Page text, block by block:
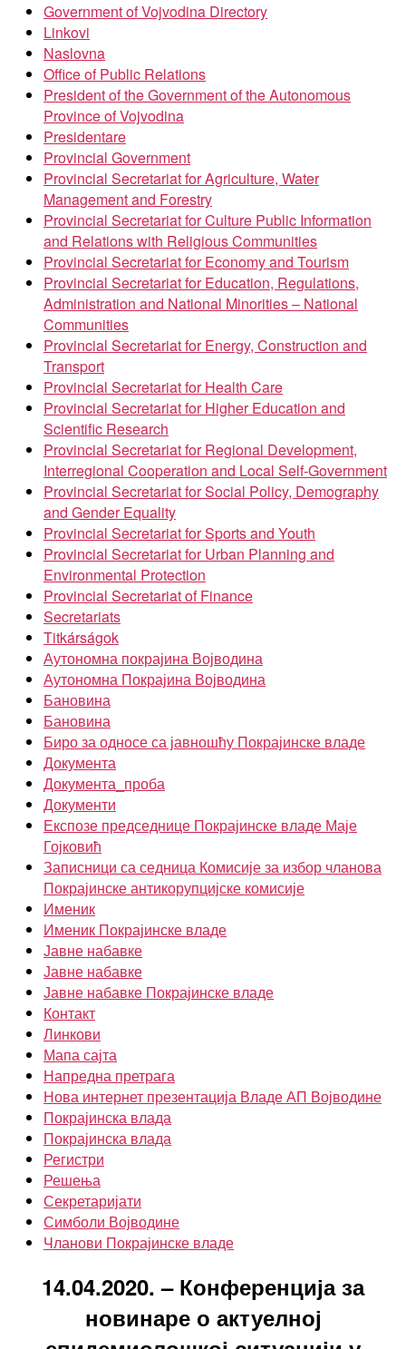
Government of Vojvodina Directory
Linkovi
Naslovna
Office of Public Relations
President of the Government of the Autonomous
Province of Vojvodina
Presidentare
Provincial Government
Provincial Secretariat for Agriculture, Water
Management and Forestry
Provincial Secretariat for Culture Public Information
and Relations with Religious Communities
Provincial Secretariat for Economy and Tourism
Provincial Secretariat for Education, Regulations,
Administration and National Minorities – National
Communities
Provincial Secretariat for Energy, Construction and
Transport
Provincial Secretariat for Health Care
Provincial Secretariat for Higher Education and
Scientific Research
Provincial Secretariat for Regional Development,
Interregional Cooperation and Local Self-Government
Provincial Secretariat for Social Policy, Demography
and Gender Equality
Provincial Secretariat for Sports and Youth
Provincial Secretariat for Urban Planning and
Environmental Protection
Provincial Secretariat of Finance
Secretariats
Titkárságok
Аутономна покрајина Војводина
Аутономна Покрајина Војводина
Бановина
Бановина
Биро за односе са јавношћу Покрајинске владе
Документа
Документа_проба
Документи
Експозе председнице Покрајинске владе Маје
Гојковић
Записници са седница Комисије за избор чланова
Покрајинске антикорупцијске комисије
Именик
Именик Покрајинске владе
Јавне набавке
Јавне набавке
Јавне набавке Покрајинске владе
Контакт
Линкови
Мапа сајта
Напредна претрага
Нова интернет презентација Владе АП Војводине
Покрајинска влада
Покрајинска влада
Регистри
Решења
Секретаријати
Симболи Војводине
Чланови Покрајинске владе
14.04.2020. – Конференција за
новинаре о актуелној